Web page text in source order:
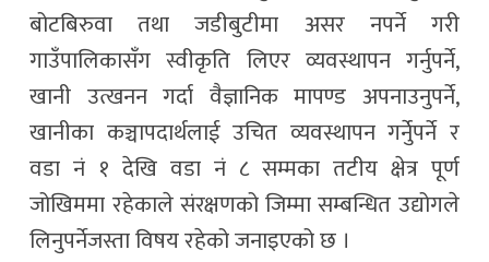
बोटबिरुवा तथा जडीबुटीमा असर नपर्ने गरी
गाउँपालिकासँग स्वीकृति लिएर व्यवस्थापन गर्नुपर्ने,
खानी उत्खनन गर्दा वैज्ञानिक मापण्ड अपनाउनुपर्ने,
खानीका कञ्चापदार्थलाई उचित व्यवस्थापन गर्नेुपर्ने र
वडा नं १ देखि वडा नं ८ सम्मका तटीय क्षेत्र पूर्ण
जोखिममा रहेकाले संरक्षणको जिम्मा सम्बन्धित उद्योगले
लिनुपर्नेजस्ता विषय रहेको जनाइएको छ ।